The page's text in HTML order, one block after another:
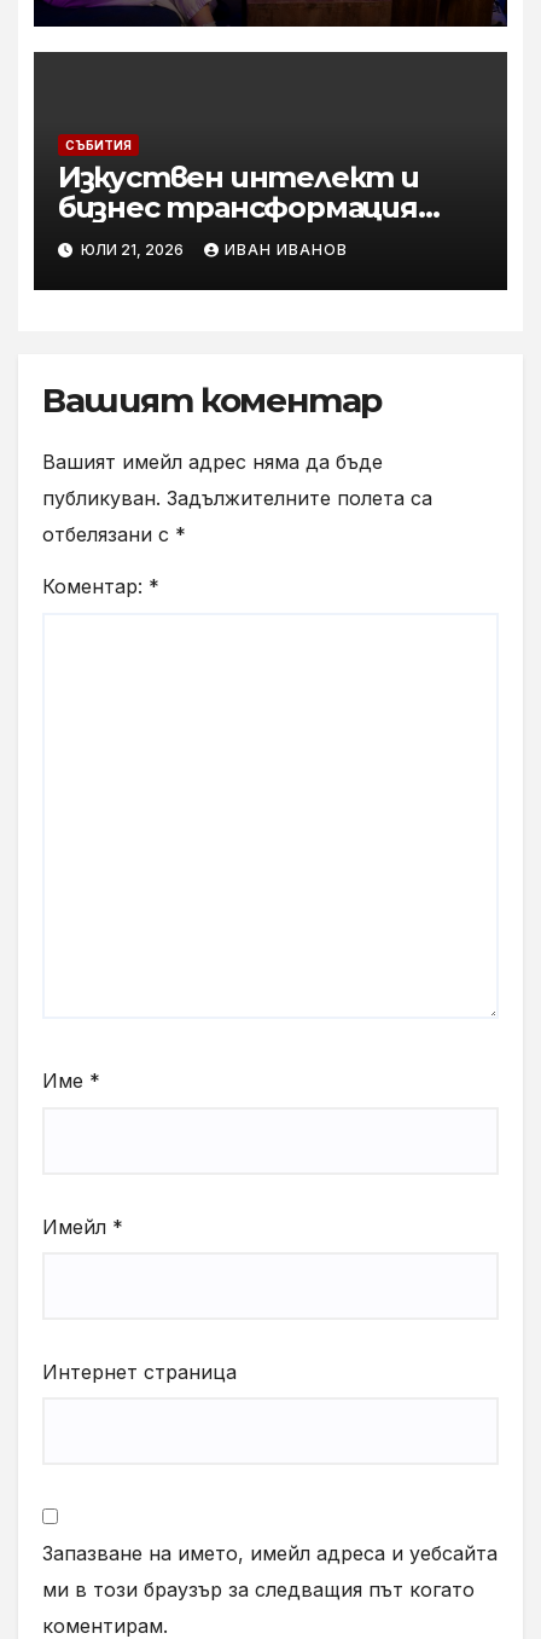
СЪБИТИЯ
Изкуствен интелект и
бизнес трансформация
посрещат ученици във
„Втора смяна“ на Yettel
ЮЛИ 21, 2026 ИВАН ИВАНОВ
Вашият коментар
Вашият имейл адрес няма да бъде
публикуван. Задължителните полета са
отбелязани с *
Коментар: *
Име *
Имейл *
Интернет страница
Запазване на името, имейл адреса и уебсайта
ми в този браузър за следващия път когато
коментирам.